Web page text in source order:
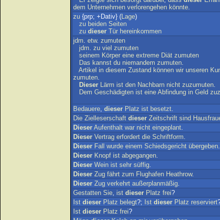
dem Unternehmen verlorengehen könnte.
zu {prp; +Dativ} (Lage)
zu beiden Seiten
zu dieser Tür hereinkommen
jdm. etw. zumuten
jdm. zu viel zumuten
seinem Körper eine extreme Diät zumuten
Das kannst du niemandem zumuten.
Artikel in diesem Zustand können wir unseren
zumuten.
Dieser Lärm ist den Nachbarn nicht zuzumuten.
Dem Geschädigten ist eine Abfindung in Geld
Bedauere, dieser Platz ist besetzt.
Die Zielleserschaft dieser Zeitschrift sind
Dieser Aufenthalt war nicht eingeplant.
Dieser Vertrag erfordert die Schriftform.
Dieser Fall wurde einem Schiedsgericht übergeben.
Dieser Knopf ist abgegangen.
Dieser Wein ist sehr süffig.
Dieser Zug fährt zum Flughafen Heathrow.
Dieser Zug verkehrt außerplanmäßig.
Gestatten Sie, ist dieser Platz frei?
Ist dieser Platz belegt?; Ist dieser Platz reserviert
Ist dieser Platz frei?